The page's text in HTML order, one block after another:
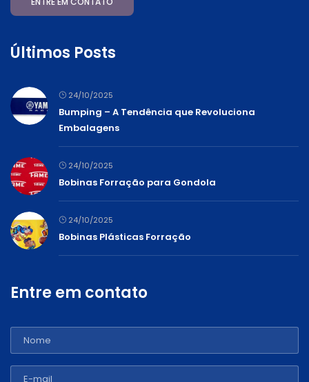
Últimos Posts
24/10/2025
Bumping – A Tendência que Revoluciona
Embalagens
24/10/2025
Bobinas Forração para Gondola
24/10/2025
Bobinas Plásticas Forração
Entre em contato